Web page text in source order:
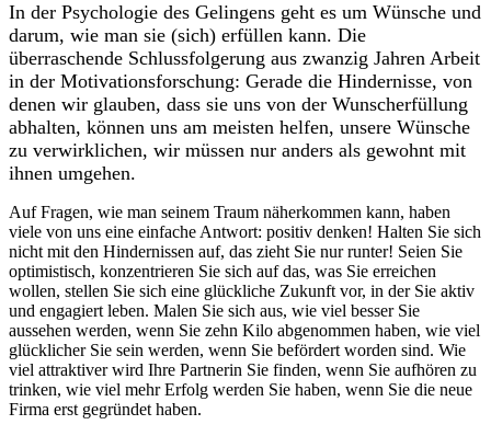
In der Psychologie des Gelingens geht es um Wünsche und
darum, wie man sie (sich) erfüllen kann. Die
überraschende Schlussfolgerung aus zwanzig Jahren Arbeit
in der Motivationsforschung: Gerade die Hindernisse, von
denen wir glauben, dass sie uns von der Wunscherfüllung
abhalten, können uns am meisten helfen, unsere Wünsche
zu verwirklichen, wir müssen nur anders als gewohnt mit
ihnen umgehen.
Auf Fragen, wie man seinem Traum näherkommen kann, haben
viele von uns eine einfache Antwort: positiv denken! Halten Sie sich
nicht mit den Hindernissen auf, das zieht Sie nur runter! Seien Sie
optimistisch, konzentrieren Sie sich auf das, was Sie erreichen
wollen, stellen Sie sich eine glückliche Zukunft vor, in der Sie aktiv
und engagiert leben. Malen Sie sich aus, wie viel besser Sie
aussehen werden, wenn Sie zehn Kilo abgenommen haben, wie viel
glücklicher Sie sein werden, wenn Sie befördert worden sind. Wie
viel attraktiver wird Ihre Partnerin Sie finden, wenn Sie aufhören zu
trinken, wie viel mehr Erfolg werden Sie haben, wenn Sie die neue
Firma erst gegründet haben.